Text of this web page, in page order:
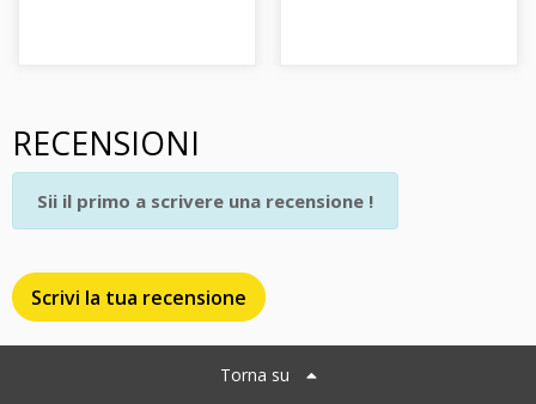
RECENSIONI
Scrivi la tua recensione
Sii il primo a scrivere una recensione !
Torna su